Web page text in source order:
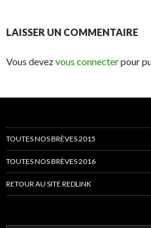
LAISSER UN COMMENTAIRE
Vous devezvous connecterpour
TOUTES NOS BRÈVES 2015
TOUTES NOS BRÈVES 2016
RETOUR AU SITE REDLINK